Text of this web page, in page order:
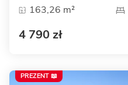
163,26 m²
4 790 zł
PREZENT 📖